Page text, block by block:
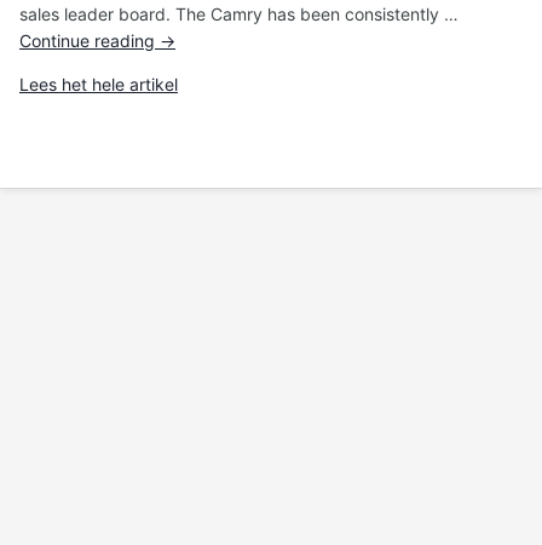
sales leader board. The Camry has been consistently …
Continue reading →
Lees het hele artikel